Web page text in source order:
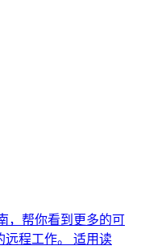
，帮你看到更多的可
远程工作。 适用读